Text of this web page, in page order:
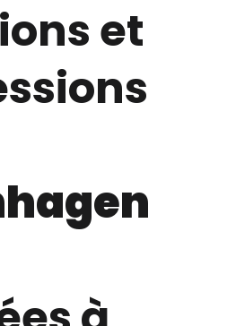
et